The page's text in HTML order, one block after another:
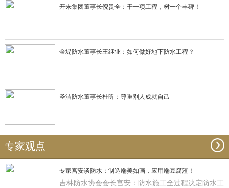
行！
开来集团董事长倪贵全：干一项工程，树一个丰碑！
金堤防水董事长王继业：如何做好地下防水工程？
圣洁防水董事长杜昕：尊重别人成就自己
专家观点
专家宫安谈防水：制造端美如画，应用端豆腐渣！
吉林防水协会会长宫安：防水施工全过程决定防水工